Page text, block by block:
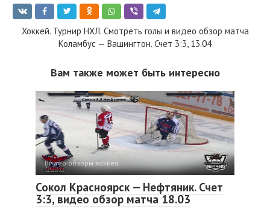
Хоккей. Турнир НХЛ. Смотреть голы и видео обзор матча
Коламбус — Вашингтон. Счет 3:3, 13.04
Вам также может быть интересно
Видео обзоры хоккея
Сокол Красноярск — Нефтяник. Счет
3:3, видео обзор матча 18.03